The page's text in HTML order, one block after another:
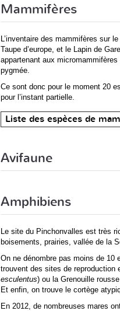
Mammifères
L’inventaire des mammifères sur
Taupe d’europe, et le Lapin de
appartenant aux
pygmée.
Ce sont donc pour le moment 20
pour l’instant partielle.
Liste des espèces de
Avifaune
Amphibiens
Le site du Pinchonvalles est très
boisements, prairies, vallée de la
On ne dénombre pas moins de 10
trouvent des sites de reproduction
esculentus) ou la Grenouille
Et enfin, on trouve le cortège
En 2012, de nombreuses mares